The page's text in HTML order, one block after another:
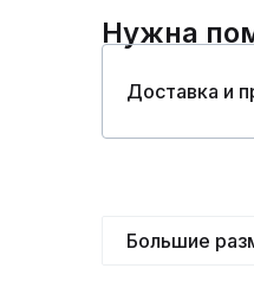
Нужна
Доставка и
Большие